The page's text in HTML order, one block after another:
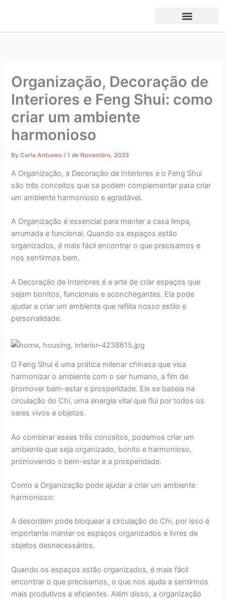
content
Organização, Decoração de
Interiores e Feng Shui: como
criar um ambiente
harmonioso
ByCarla Antunes/1 de Novembro, 2023
A Organização, a Decoração de Interiores e o Feng Shui
são três conceitos que se podem complementar para criar
um ambiente harmonioso e agradável.
A Organização é essencial para manter a casa limpa,
arrumada e funcional. Quando os espaços estão
organizados, é mais fácil encontrar o que precisamos e
nos sentirmos bem.
A Decoração de Interiores é a arte de criar espaços que
sejam bonitos, funcionais e aconchegantes. Ela pode
ajudar a criar um ambiente que reflita nosso estilo e
personalidade.
O Feng Shui é uma prática milenar chinesa que visa
harmonizar o ambiente com o ser humano, a fim de
promover bem-estar e prosperidade. Ele se baseia na
circulação do Chi, uma energia vital que flui por todos os
seres vivos e objetos.
Ao combinar esses três conceitos, podemos criar um
ambiente que seja organizado, bonito e harmonioso,
promovendo o bem-estar e a prosperidade.
Como a Organização pode ajudar a criar um ambiente
harmonioso:
A desordem pode bloquear a circulação do Chi, por isso é
importante manter os espaços organizados e livres de
objetos desnecessários.
Quando os espaços estão organizados, é mais fácil
encontrar o que precisamos, o que nos ajuda a sentirmos
mais produtivos e eficientes. Além disso, a organização